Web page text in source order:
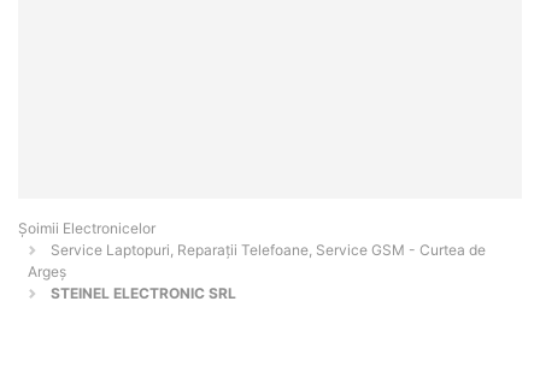
Șoimii Electronicelor
Service Laptopuri, Reparații Telefoane, Service GSM - Curtea de
Argeş
STEINEL ELECTRONIC SRL